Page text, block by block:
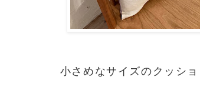
小さめなサイズのクッシ